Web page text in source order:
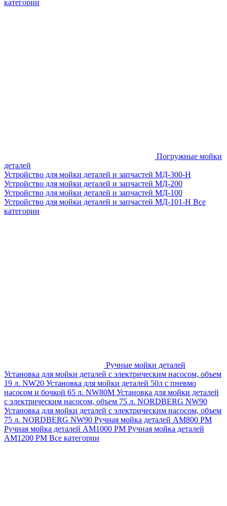
категории
Погружные мойки
деталей
Устройство для мойки деталей и запчастей МД-300-H
Устройство для мойки деталей и запчастей МД-200
Устройство для мойки деталей и запчастей МД-100
Устройство для мойки деталей и запчастей МД-101-Н Все
категории
Ручные мойки деталей
Установка для мойки деталей с электрическим насосом, объем
19 л. NW20 Установка для мойки деталей 50л с пневмо
насосом и бочкой 65 л. NW80M Установка для мойки деталей
с электрическим насосом, объем 75 л. NORDBERG NW90
Установка для мойки деталей с электрическим насосом, объем
75 л. NORDBERG NW90 Ручная мойка деталей АМ800 РМ
Ручная мойка деталей АМ1000 РМ Ручная мойка деталей
АМ1200 РМ Все категории